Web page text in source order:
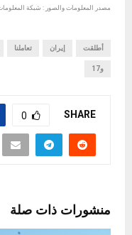
مصدر المعلومات والصور : شبكة
أطلقت إيران تعاملنا
و17
SHARE
0
منشورات ذات صلة